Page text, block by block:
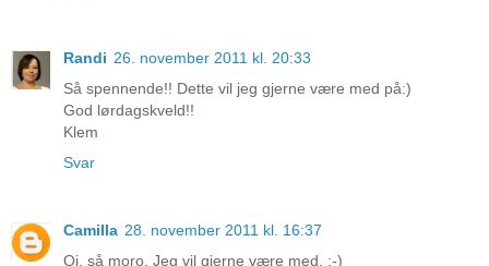
Randi 26. november 2011 kl. 20:33
Så spennende!! Dette vil jeg gjerne være med på:)
God lørdagskveld!!
Klem
Svar
Camilla 28. november 2011 kl. 16:37
Oj, så moro. Jeg vil gjerne være med. :-)